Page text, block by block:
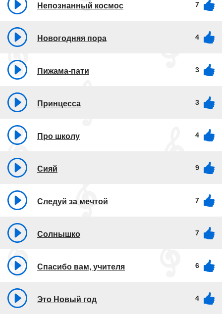
Непознанный космос 7
Новогодняя пора 4
Пижама-пати 3
Принцесса 3
Про школу 4
Сияй 9
Следуй за мечтой 7
Солнышко 7
Спасибо вам, учителя 6
Это Новый год 4